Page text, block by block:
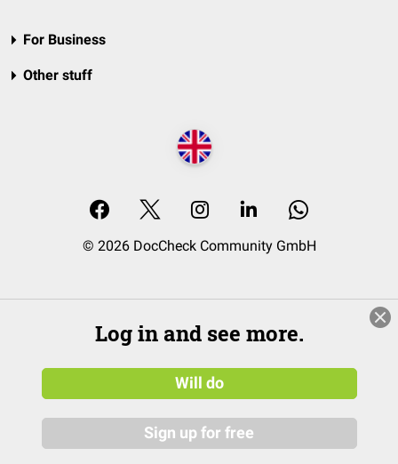
For Business
Other stuff
© 2026 DocCheck Community GmbH
Log in and see more.
Will do
Sign up for free